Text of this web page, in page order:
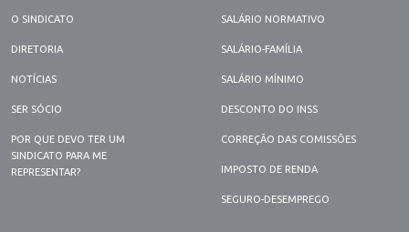
O SINDICATO
DIRETORIA
NOTÍCIAS
SER SÓCIO
POR QUE DEVO TER UM
SINDICATO PARA ME
REPRESENTAR?
SALÁRIO NORMATIVO
SALÁRIO-FAMÍLIA
SALÁRIO MÍNIMO
DESCONTO DO INSS
CORREÇÃO DAS COMISSÕES
IMPOSTO DE RENDA
SEGURO-DESEMPREGO